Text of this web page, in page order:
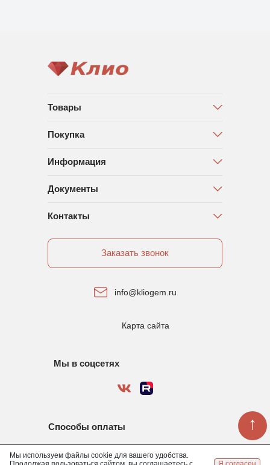
Товары
Покупка
Информация
Документы
Контакты
Заказать звонок
info@kliogem.ru
Карта сайта
Мы в соцсетях
Способы оплаты
Мы используем файлы cookie для вашего удобства.
↑